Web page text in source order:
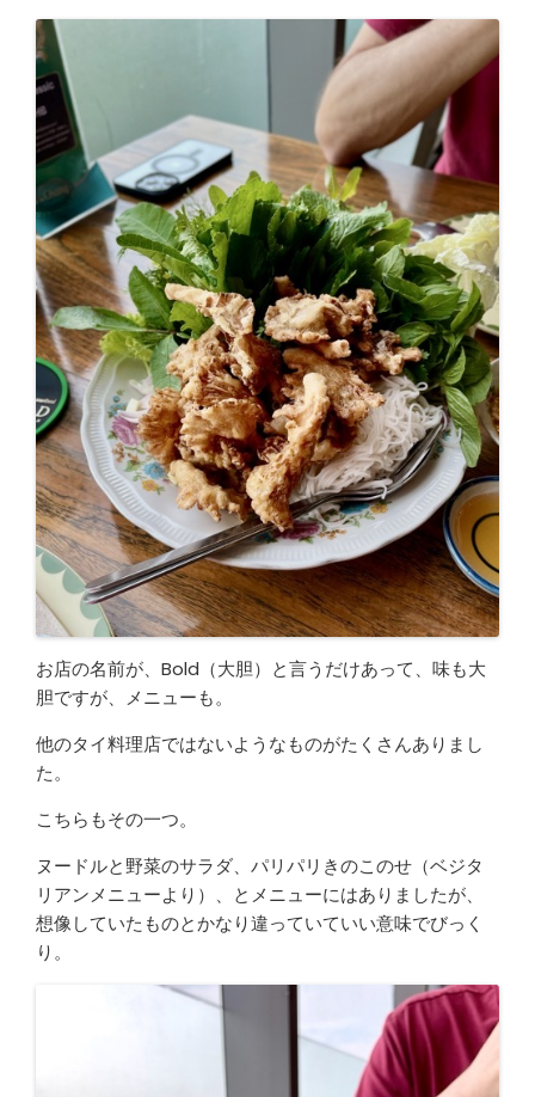
お店の名前が、Bold（大胆）と言うだけあって、味も大
胆ですが、メニューも。
他のタイ料理店ではないようなものがたくさんありまし
た。
こちらもその一つ。
ヌードルと野菜のサラダ、パリパリきのこのせ（ベジタ
リアンメニューより）、とメニューにはありましたが、
想像していたものとかなり違っていていい意味でびっく
り。